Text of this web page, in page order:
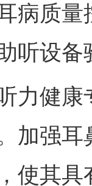
病质
听设
健康
加强
使其